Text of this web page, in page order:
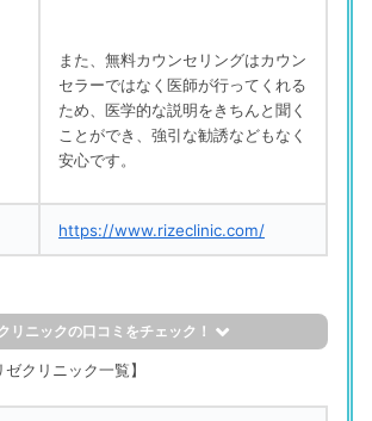
また、無料カウンセリングはカウン
セラーではなく医師が行ってくれる
ため、医学的な説明をきちんと聞く
ことができ、強引な勧誘などもな く
安心です。
https://www.rizeclinic.com/
リニックの口コミをチェック！
ミ
名古屋栄院
ゼクリニック一覧】